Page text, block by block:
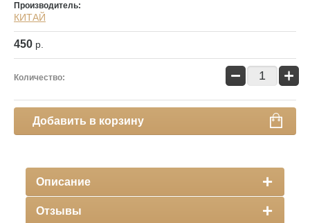
Производитель:
КИТАЙ
450 р.
Количество: − +
Добавить в корзину
Описание
Отзывы